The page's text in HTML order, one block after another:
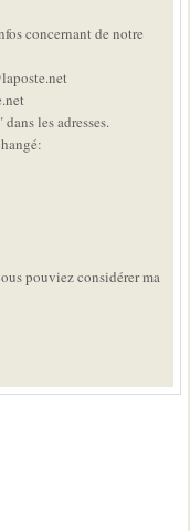
concernant de notre
les adresses.
pouviez considérer ma